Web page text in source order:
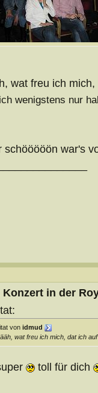
wat freu ich
wenigstens nur
schööööön war's
Konzert in der
von idmud
wat freu ich mich, dat ich
toll für dich